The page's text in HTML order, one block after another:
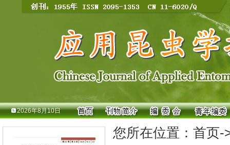
2026年8月10日
您所在位置： 首页-